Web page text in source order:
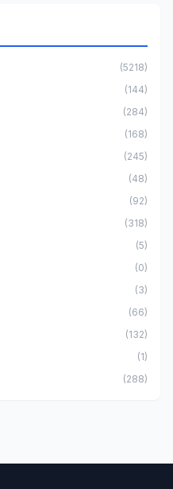
(5218)
(144)
(284)
(168)
(245)
(48)
(92)
(318)
(5)
(0)
(3)
(66)
(132)
(1)
(288)